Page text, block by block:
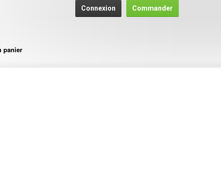
Connexion Commander
panier